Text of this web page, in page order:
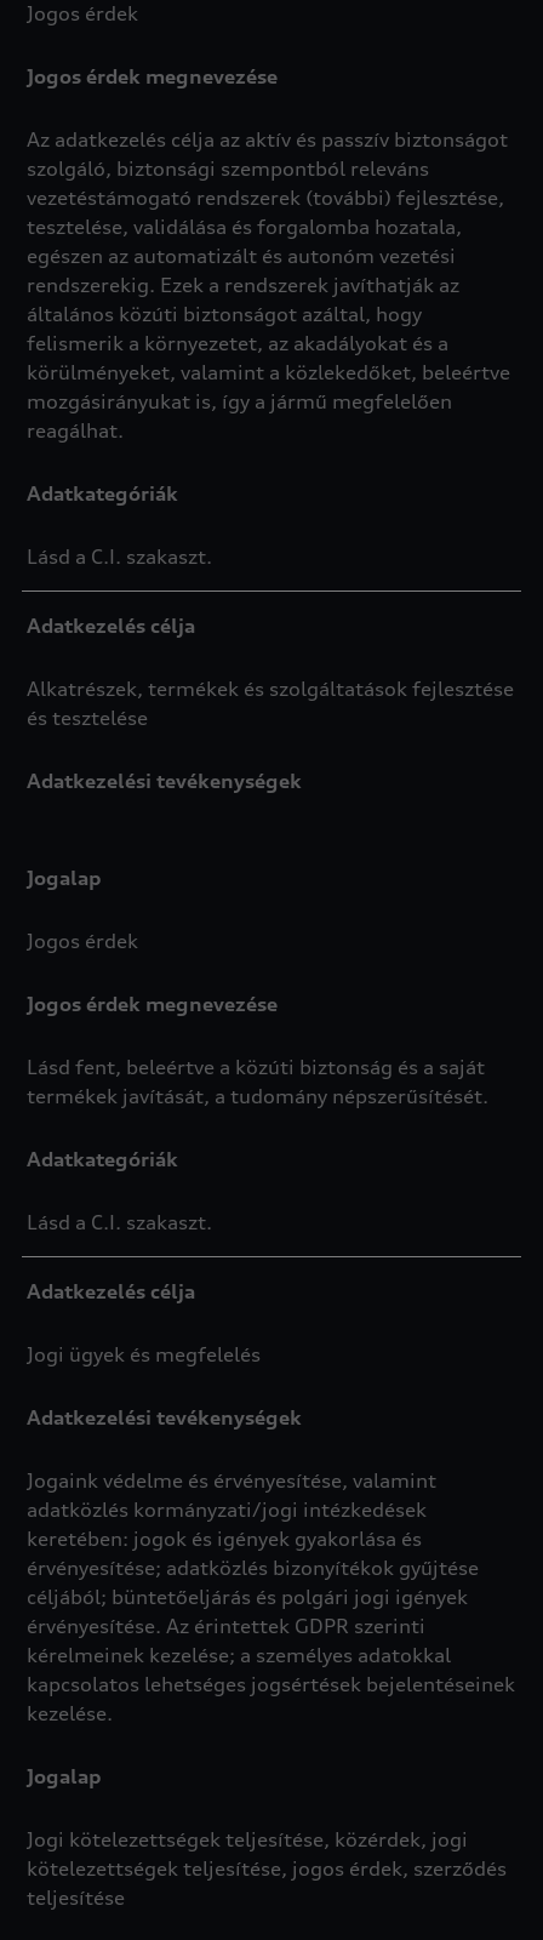
Jogos érdek
Jogos érdek megnevezése
Az adatkezelés célja az aktív és passzív biztonságot
szolgáló, biztonsági szempontból releváns
vezetéstámogató rendszerek (további) fejlesztése,
tesztelése, validálása és forgalomba hozatala,
egészen az automatizált és autonóm vezetési
rendszerekig. Ezek a rendszerek javíthatják az
általános közúti biztonságot azáltal, hogy
felismerik a környezetet, az akadályokat és a
körülményeket, valamint a közlekedőket, beleértve
mozgásirányukat is, így a jármű megfelelően
reagálhat.
Adatkategóriák
Lásd a C.I. szakaszt.
Adatkezelés célja
Alkatrészek, termékek és szolgáltatások fejlesztése
és tesztelése
Adatkezelési tevékenységek
Jogalap
Jogos érdek
Jogos érdek megnevezése
Lásd fent, beleértve a közúti biztonság és a saját
termékek javítását, a tudomány népszerűsítését.
Adatkategóriák
Lásd a C.I. szakaszt.
Adatkezelés célja
Jogi ügyek és megfelelés
Adatkezelési tevékenységek
Jogaink védelme és érvényesítése, valamint
adatközlés kormányzati/jogi intézkedések
keretében: jogok és igények gyakorlása és
érvényesítése; adatközlés bizonyítékok gyűjtése
céljából; büntetőeljárás és polgári jogi igények
érvényesítése. Az érintettek GDPR szerinti
kérelmeinek kezelése; a személyes adatokkal
kapcsolatos lehetséges jogsértések bejelentéseinek
kezelése.
Jogalap
Jogi kötelezettségek teljesítése, közérdek, jogi
kötelezettségek teljesítése, jogos érdek, szerződés
teljesítése